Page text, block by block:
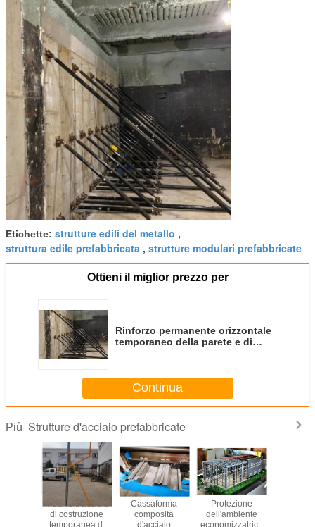
Etichette: strutture edili del metallo ,
struttura edile prefabbricata , strutture modulari prefabbricate
Ottieni il miglior prezzo per
Rinforzo permanente orizzontale
temporaneo della parete e di
Continua
Più Strutture d'acciaio prefabbricate
Metallo d'acciaio
di costruzione
temporanea di
Cassaforma
composita
d'acciaio
Protezione
dell'ambiente
economizzatrice